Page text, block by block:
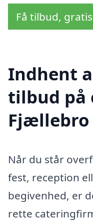
Få tilbud,
Indhent
tilbud på
Fjællebro
Når du står
fest, reception
begivenhed, er
rette